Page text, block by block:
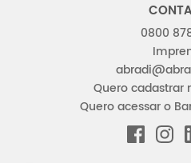
0800
Quero cadastrar
Quero acessar o